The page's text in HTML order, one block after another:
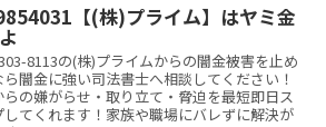
【(株)プライム】はヤミ金
8113の(株)プライムからの闇金被害を止め
ら闇金に強い司法書士へ相談してください！
の嫌がらせ・取り立て・脅迫を最短即日ス
してくれます！家族や職場にバレずに解決が